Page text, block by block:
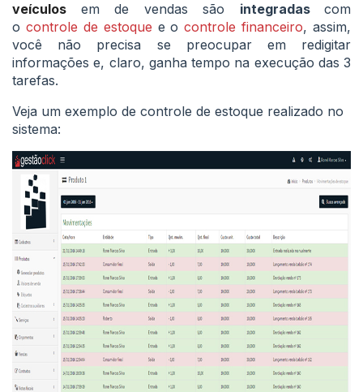
veículos em de vendas são integradas com
o controle de estoque e ocontrole financeiro, assim,
você não precisa se preocupar em redigitar
informações e, claro, ganha tempo na execução das 3
tarefas.
Veja um exemplo de controle de estoque realizado no
sistema: